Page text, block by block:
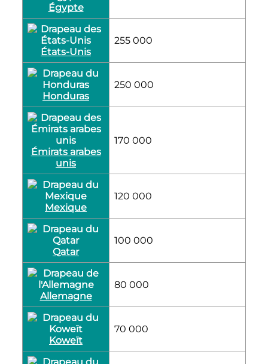
Égypte
États-Unis
255 000
Honduras
250 000
Émirats arabes
unis
170 000
Mexique
120 000
Qatar
100 000
Allemagne
80 000
Koweït
70 000